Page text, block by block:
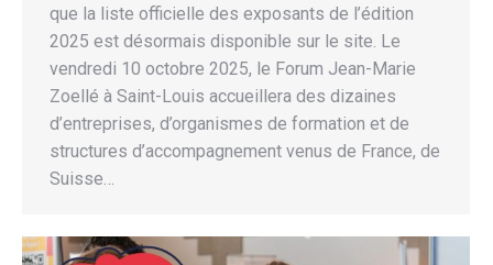
que la liste officielle des exposants de l’édition
2025 est désormais disponible sur le site. Le
vendredi 10 octobre 2025, le Forum Jean-Marie
Zoellé à Saint-Louis accueillera des dizaines
d’entreprises, d’organismes de formation et de
structures d’accompagnement venus de France, de
Suisse…